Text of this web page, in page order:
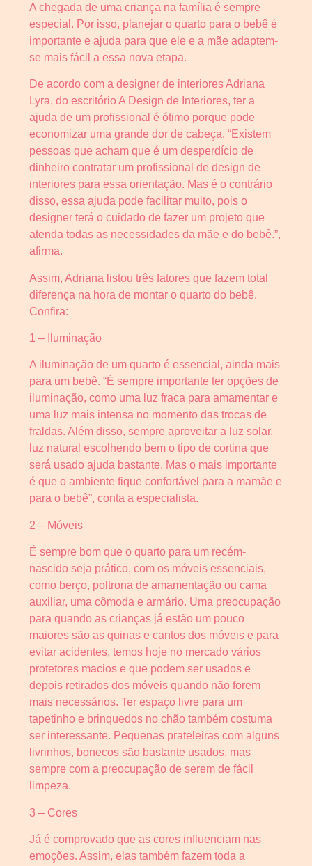
A chegada de uma criança na família é sempre
especial. Por isso, planejar o quarto para o bebê é
importante e ajuda para que ele e a mãe adaptem-
se mais fácil a essa nova etapa.
De acordo com a designer de interiores Adriana
Lyra, do escritório A Design de Interiores, ter a
ajuda de um profissional é ótimo porque pode
economizar uma grande dor de cabeça. “Existem
pessoas que acham que é um desperdício de
dinheiro contratar um profissional de design de
interiores para essa orientação. Mas é o contrário
disso, essa ajuda pode facilitar muito, pois o
designer terá o cuidado de fazer um projeto que
atenda todas as necessidades da mãe e do bebê.”,
afirma.
Assim, Adriana listou três fatores que fazem total
diferença na hora de montar o quarto do bebê.
Confira:
1 – Iluminação
A iluminação de um quarto é essencial, ainda mais
para um bebê. “É sempre importante ter opções de
iluminação, como uma luz fraca para amamentar e
uma luz mais intensa no momento das trocas de
fraldas. Além disso, sempre aproveitar a luz solar,
luz natural escolhendo bem o tipo de cortina que
será usado ajuda bastante. Mas o mais importante
é que o ambiente fique confortável para a mamãe e
para o bebê”, conta a especialista.
2 – Móveis
É sempre bom que o quarto para um recém-
nascido seja prático, com os móveis essenciais,
como berço, poltrona de amamentação ou cama
auxiliar, uma cômoda e armário. Uma preocupação
para quando as crianças já estão um pouco
maiores são as quinas e cantos dos móveis e para
evitar acidentes, temos hoje no mercado vários
protetores macios e que podem ser usados e
depois retirados dos móveis quando não forem
mais necessários. Ter espaço livre para um
tapetinho e brinquedos no chão também costuma
ser interessante. Pequenas prateleiras com alguns
livrinhos, bonecos são bastante usados, mas
sempre com a preocupação de serem de fácil
limpeza.
3 – Cores
Já é comprovado que as cores influenciam nas
emoções. Assim, elas também fazem toda a